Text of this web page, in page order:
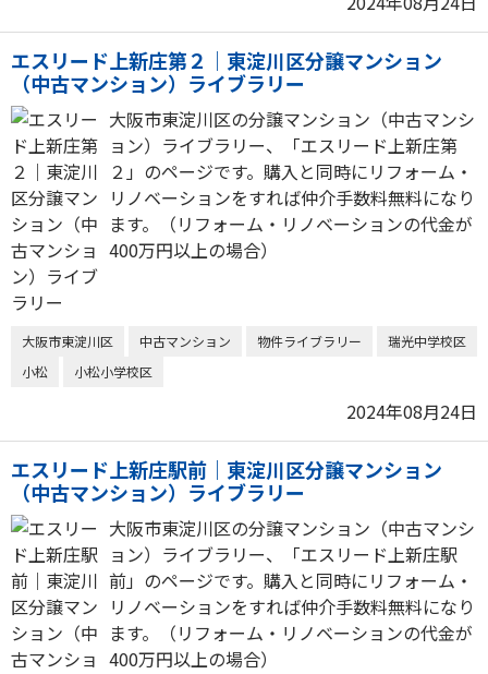
エスリード上新庄第２｜東淀川区分譲マンション
（中古マンション）ライブラリー
大阪市東淀川区の分譲マンション（中古マンシ
ョン）ライブラリー、「エスリード上新庄第
２」のページです。購入と同時にリフォーム・
リノベーションをすれば仲介手数料無料になり
ます。（リフォーム・リノベーションの代金が
400万円以上の場合）
大阪市東淀川区 中古マンション 物件ライブラリー
瑞光中学校区
小松
小松小学校区
2024年08月24日
エスリード上新庄駅前｜東淀川区分譲マンション
（中古マンション）ライブラリー
大阪市東淀川区の分譲マンション（中古マンシ
ョン）ライブラリー、「エスリード上新庄駅
前」のページです。購入と同時にリフォーム・
リノベーションをすれば仲介手数料無料になり
ます。（リフォーム・リノベーションの代金が
400万円以上の場合）